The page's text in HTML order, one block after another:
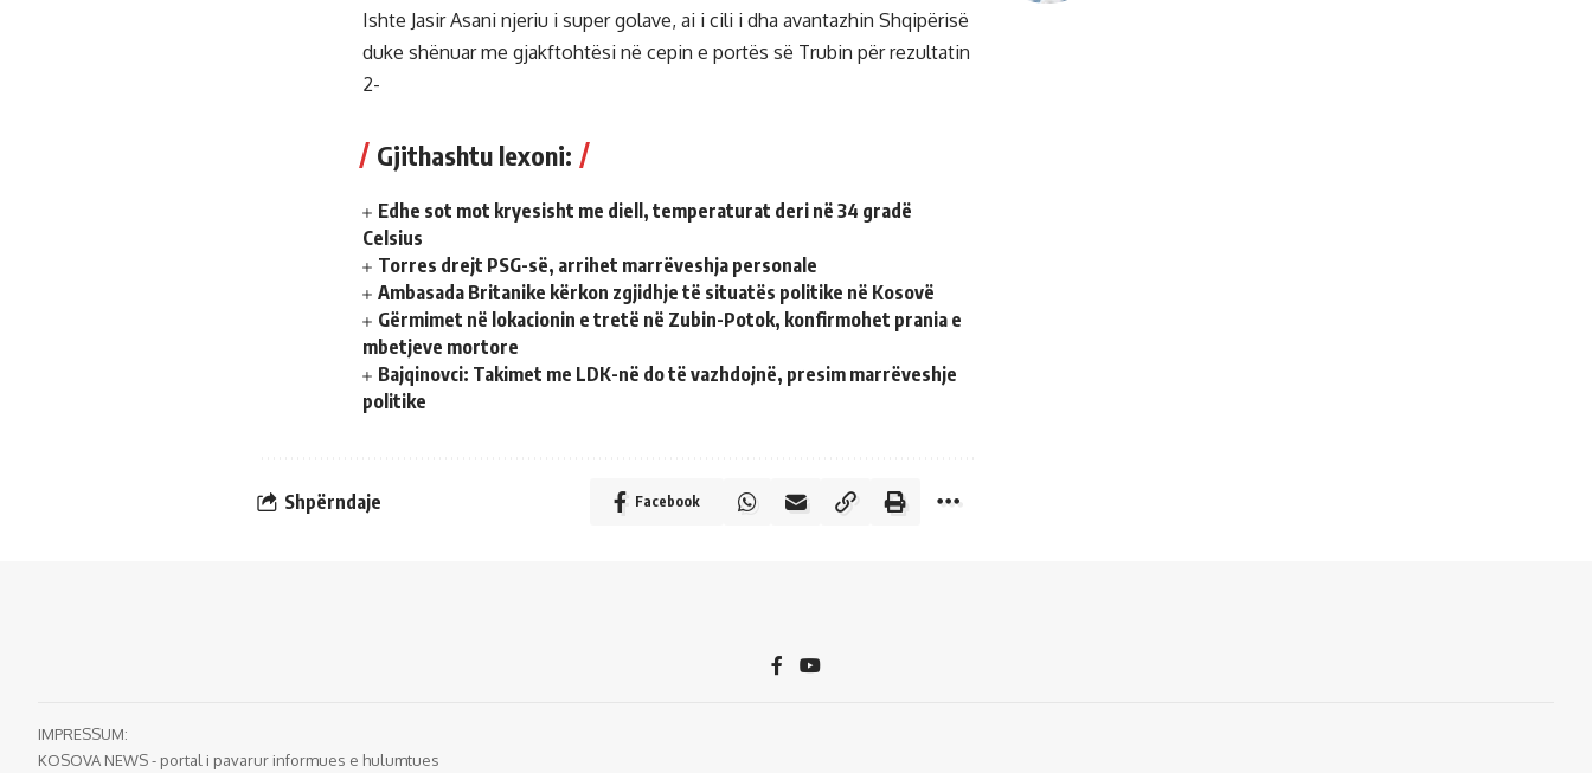
Ishte Jasir Asani njeriu i super golave, ai i cili i dha avantazhin Shqipërisë
duke shënuar me gjakftohtësi në cepin e portës së Trubin për rezultatin
2-
Gjithashtu lexoni:
Edhe sot mot kryesisht me diell, temperaturat deri në 34 gradë
Celsius
Torres drejt PSG-së, arrihet marrëveshja personale
Ambasada Britanike kërkon zgjidhje të situatës politike në Kosovë
Gërmimet në lokacionin e tretë në Zubin-Potok, konfirmohet prania e
mbetjeve mortore
Bajqinovci: Takimet me LDK-në do të vazhdojnë, presim marrëveshje
politike
Shpërndaje Facebook
IMPRESSUM:
KOSOVA NEWS - portal i pavarur informues e hulumtues